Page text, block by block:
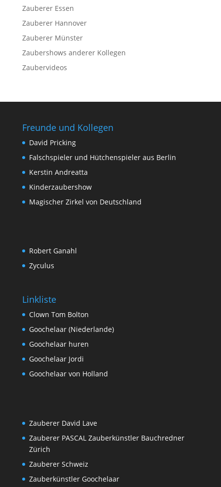
Zauberer Essen
Zauberer Hannover
Zauberer Münster
Zaubershows anderer Kollegen
Zaubervideos
Freunde und Kollegen
David Pricking
Falschspieler und Hütchenspieler aus Berlin
Kerstin Andreatta
Kinderzaubershow
Magischer Zirkel von Deutschland
Robert Ganahl
Zyculus
Linkliste
Clown Tom Bolton
Goochelaar (Niederlande)
Goochelaar huren
Goochelaar Jordi
Goochelaar von Holland
Zauberer David Lave
Zauberer PASCAL Zauberkünstler Bauchredner
Zürich
Zauberer Schweiz
Zauberkünstler Goochelaar